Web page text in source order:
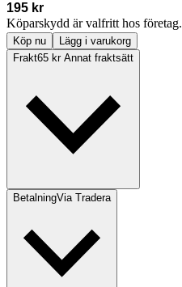
195 kr
Köparskydd är valfritt hos företag.
Köp nu
Lägg i varukorg
Frakt65 kr Annat fraktsätt
BetalningVia Tradera